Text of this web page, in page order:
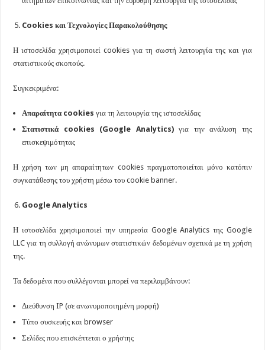
Cookies και Τεχνολογίες Παρακολούθησης
Η ιστοσελίδα χρησιμοποιεί cookies για τη σωστή λειτουργία της και για
στατιστικούς σκοπούς.
Συγκεκριμένα:
Απαραίτητα cookies για τη λειτουργία της ιστοσελίδας
Στατιστικά cookies (Google Analytics)για την ανάλυση της
επισκεψιμότητας
Η χρήση των μη απαραίτητων cookies πραγματοποιείται μόνο κατόπιν
συγκατάθεσης του χρήστη μέσω του cookie banner.
Google Analytics
Η ιστοσελίδα χρησιμοποιεί την υπηρεσία Google Analytics της Google
LLC για τη συλλογή ανώνυμων στατιστικών δεδομένων σχετικά με τη χρήση
της.
Τα δεδομένα που συλλέγονται μπορεί να περιλαμβάνουν:
Διεύθυνση IP (σε ανωνυμοποιημένη μορφή)
Τύπο συσκευής και browser
Σελίδες που επισκέπτεται ο χρήστης